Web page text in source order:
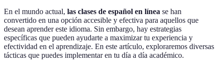
En el mundo actual, las clases de español en línea se han
convertido en una opción accesible y efectiva para aquellos que
desean aprender este idioma. Sin embargo, hay estrategias
específicas que pueden ayudarte a maximizar tu experiencia y
efectividad en el aprendizaje. En este artículo, exploraremos diversas
tácticas que puedes implementar en tu día a día académico.